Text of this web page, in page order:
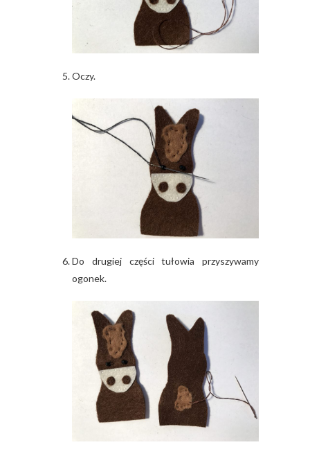
Oczy.
Do drugiej części tułowia przyszywamy
ogonek.